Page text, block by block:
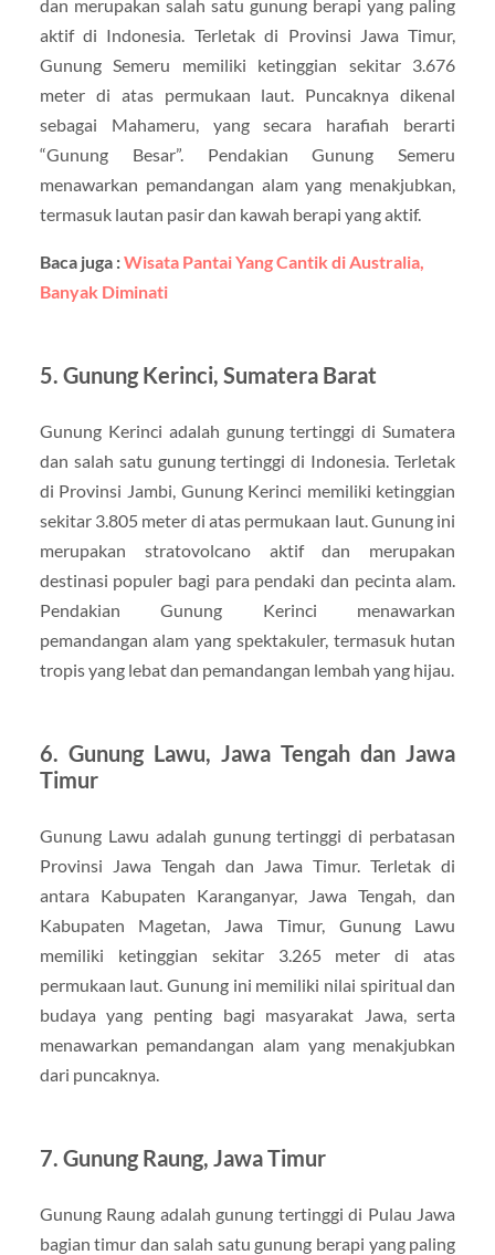
dan merupakan salah satu gunung berapi yang paling
aktif di Indonesia. Terletak di Provinsi Jawa Timur,
Gunung Semeru memiliki ketinggian sekitar 3.676
meter di atas permukaan laut. Puncaknya dikenal
sebagai Mahameru, yang secara harafiah berarti
“Gunung Besar”. Pendakian Gunung Semeru
menawarkan pemandangan alam yang menakjubkan,
termasuk lautan pasir dan kawah berapi yang aktif.
Baca juga :Wisata Pantai Yang Cantik di Australia,
Banyak Diminati
5. Gunung Kerinci, Sumatera Barat
Gunung Kerinci adalah gunung tertinggi di Sumatera
dan salah satu gunung tertinggi di Indonesia. Terletak
di Provinsi Jambi, Gunung Kerinci memiliki ketinggian
sekitar 3.805 meter di atas permukaan laut. Gunung ini
merupakan stratovolcano aktif dan merupakan
destinasi populer bagi para pendaki dan pecinta alam.
Pendakian Gunung Kerinci menawarkan
pemandangan alam yang spektakuler, termasuk hutan
tropis yang lebat dan pemandangan lembah yang hijau.
6. Gunung Lawu, Jawa Tengah dan Jawa
Timur
Gunung Lawu adalah gunung tertinggi di perbatasan
Provinsi Jawa Tengah dan Jawa Timur. Terletak di
antara Kabupaten Karanganyar, Jawa Tengah, dan
Kabupaten Magetan, Jawa Timur, Gunung Lawu
memiliki ketinggian sekitar 3.265 meter di atas
permukaan laut. Gunung ini memiliki nilai spiritual dan
budaya yang penting bagi masyarakat Jawa, serta
menawarkan pemandangan alam yang menakjubkan
dari puncaknya.
7. Gunung Raung, Jawa Timur
Gunung Raung adalah gunung tertinggi di Pulau Jawa
bagian timur dan salah satu gunung berapi yang paling